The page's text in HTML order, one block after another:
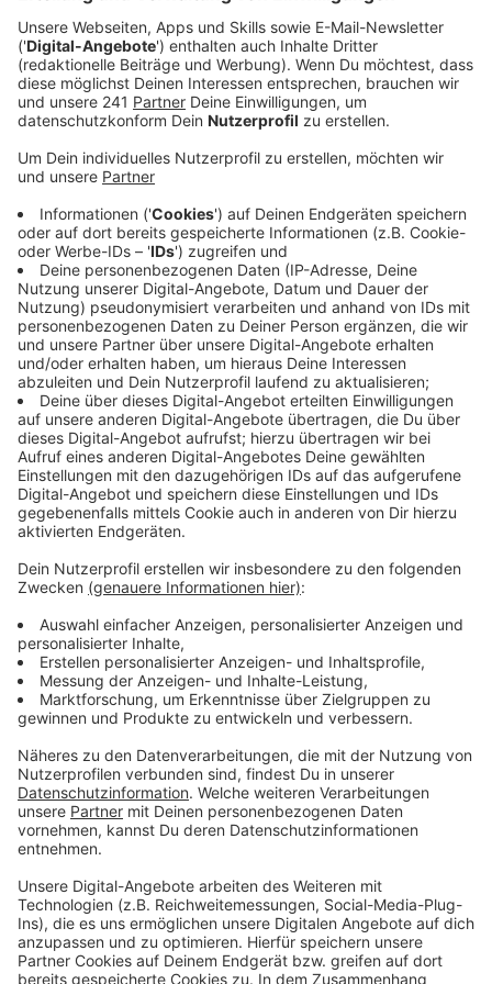
haben ihren Kandidaten gefunden.
Veröffentlicht:Montag, 17.06.2024 10:58
Anzeige
Sven Weiss soll der erste grüne Oberbürgermeister in
Leverkusen werden. Das ist die Idee der Parteispitze.
Die Mitglieder müssen Weiss aber noch offiziell
wählen. Mit welchen Themen er in den Wahlkampf
ziehen soll, wollen die Grünen in den nächsten Wochen
planen. Die Leverkusener CDU ist da schon einen
kleinen Schritt weiter. Sie will das Thema Mobilität
und Verkehr in den Fokus rücken. Das Ziel sei
Verbesserung für alle Verkehrsteilnehmer: Busse,
Fahrradfahrer, Fußgänger und Autofahrer. Die CDU hat
ihren Kandidaten für die Wahl ebenfalls schon:sie will
Stefan Hebbel aufstellen.
Anzeige
©Radio Leverkusen/Michael Thuge
Anzeige
Weitere Meldungen aus Leverkusen
Anzeige
Gute Bilanz nach EVL-Halbmarathon
Sauberes Leverkusen - Stadt startet Kontrollaktion
Teilnehmende für Woche der Kinderrechte gesucht